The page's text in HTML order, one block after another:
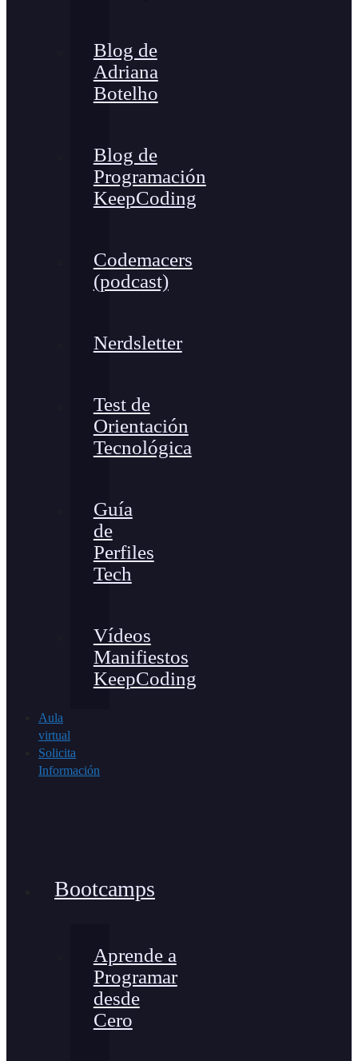
Blog de
Adriana
Botelho
Blog de
Programación
KeepCoding
Codemacers
(podcast)
Nerdsletter
Test de
Orientación
Tecnológica
Guía
de
Perfiles
Tech
Vídeos
Manifiestos
KeepCoding
Aula
virtual
Solicita
Información
Bootcamps
Aprende a
Programar
desde
Cero